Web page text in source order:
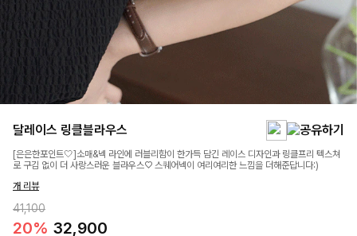
달레이스 링클블라우스
[은은한포인트🤍]소매&넥 라인에 러블리함이 한가득 담긴 레이스 디자인과 링클프리 텍스쳐
로 구김 없이 더 사랑스러운 블라우스♡ 스퀘어넥이 여리여리한 느낌을 더해준답니다:)
개 리뷰
41,100
20% 32,900